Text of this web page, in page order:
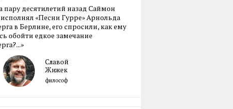
пару десятилетий назад Саймон
«Песни Гурре» Арнольда
в Берлине, его спросили, как ему
обойти едкое замечание
Славой
Жижек
философ